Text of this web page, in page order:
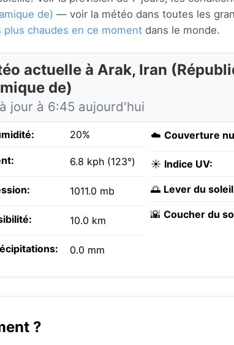
de) — voir la météo dans toutes les
plus chaudes en ce moment dans le monde.
actuelle à Arak, Iran
de)
jour à 6:45 aujourd'hui
20%
6.8 kph (123°)
1011.0 mb
10.0 km
0.0 mm
☁️ Couverture
☀️ Indice UV:
🌅 Lever du
🌇 Coucher du
?